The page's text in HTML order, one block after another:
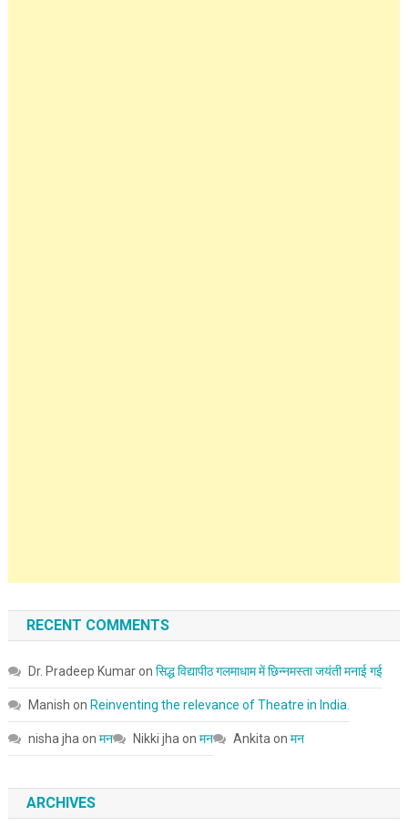
RECENT COMMENTS
Dr. Pradeep Kumaron सिद्ध विद्यापीठ गलमाधाम में छिन्नमस्ता जयंती मनाई गई
Manish on Reinventing the relevance of Theatre in India.
nisha jhaon मन Nikki jhaon मन Ankitaon मन
ARCHIVES